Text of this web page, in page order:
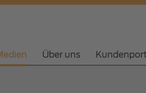
Über uns